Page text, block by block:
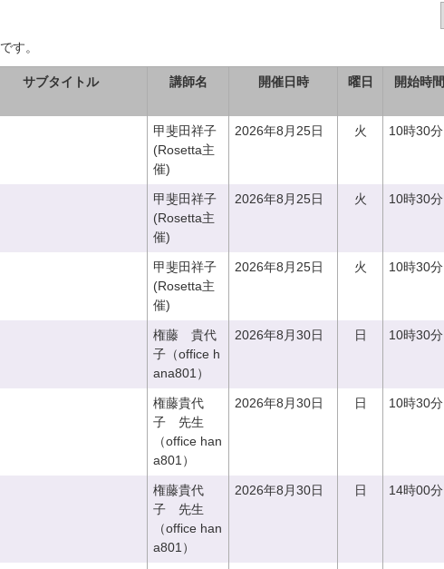
す。
サブタイトル 講師名 開催日時 曜日 開始時間
甲斐田祥子
(Rosetta主
催)
2026年8月25日 火 10時30分
甲斐田祥子
(Rosetta主
催)
2026年8月25日 火 10時30分
甲斐田祥子
(Rosetta主
催)
2026年8月25日 火 10時30分
権藤 貴代
子（office h
ana801）
2026年8月30日 日 10時30分
権藤貴代
子 先生
（office han
a801）
2026年8月30日 日 10時30分
権藤貴代
子 先生
（office han
a801）
2026年8月30日 日 14時00分